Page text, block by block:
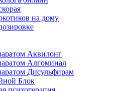
на дому
Аквилонг
Алгоминал
Дисульфирам
Блок